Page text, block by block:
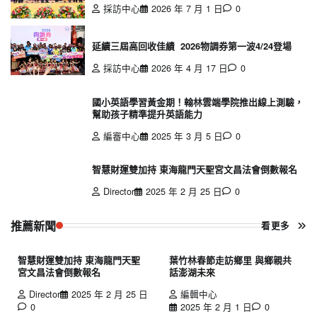
採訪中心
2026 年 7 月 1 日 0
延續三屆高回收佳績 2026物調券第一波4/24登場
採訪中心
2026 年 4 月 17 日 0
國小英語學習黃金期！翰林雲端學院推出線上測驗，
幫助孩子精準提升英語能力
編審中心
2025 年 3 月 5 日 0
智慧財運雙加持 東海龍門天聖宮文昌法會倒數報名
Director
2025 年 2 月 25 日 0
推薦新聞 看更多
智慧財運雙加持 東海龍門天聖
宮文昌法會倒數報名
Director
2025 年 2 月 25 日
0
葉竹林春節走訪鄉里 與鄉親共
話澎湖未來
編輯中心
2025 年 2 月 1 日
0